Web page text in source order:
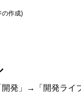
の作成)
発」→「開発ライ